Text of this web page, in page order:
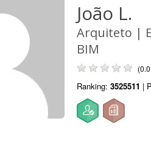
João L.
Arquiteto |
BIM
Ranking: 3525511 |